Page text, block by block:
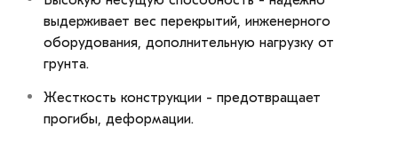
выдерживает вес перекрытий, инженерного
оборудования, дополнительную нагрузку от
грунта.
Жесткость конструкции - предотвращает
прогибы, деформации.